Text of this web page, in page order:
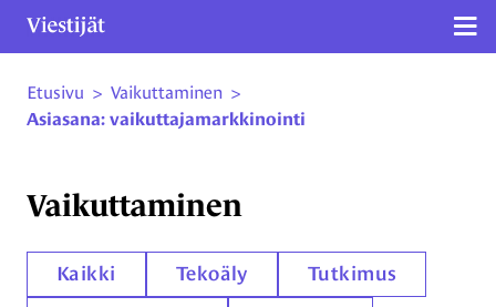
Siirry sivun sisältöön
Etusivu > Vaikuttaminen >
Asiasana: vaikuttajamarkkinointi
Vaikuttaminen
Kaikki Tekoäly Tutkimus